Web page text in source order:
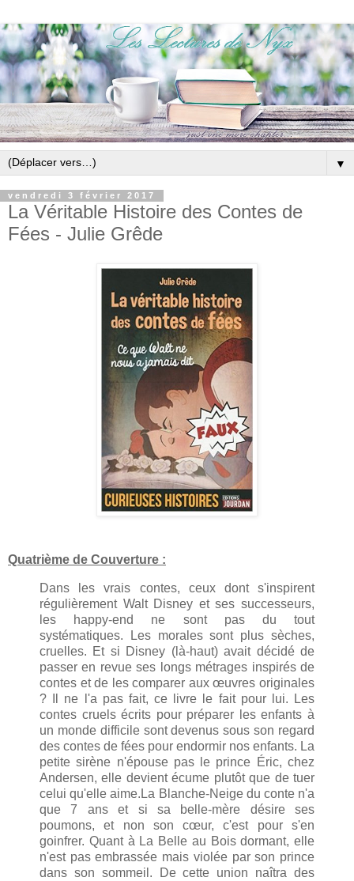
▼
vendredi 3 février 2017
La Véritable Histoire des Contes de
Fées - Julie Grêde
Quatrième de Couverture :
Dans les vrais contes, ceux dont s'inspirent
régulièrement Walt Disney et ses successeurs,
les happy-end ne sont pas du tout
systématiques. Les morales sont plus sèches,
cruelles. Et si Disney (là-haut) avait décidé de
passer en revue ses longs métrages inspirés de
contes et de les comparer aux œuvres originales
? Il ne l'a pas fait, ce livre le fait pour lui. Les
contes cruels écrits pour préparer les enfants à
un monde difficile sont devenus sous son regard
des contes de fées pour endormir nos enfants. La
petite sirène n'épouse pas le prince Éric, chez
Andersen, elle devient écume plutôt que de tuer
celui qu'elle aime.La Blanche-Neige du conte n'a
que 7 ans et si sa belle-mère désire ses
poumons, et non son cœur, c'est pour s'en
goinfrer. Quant à La Belle au Bois dormant, elle
n'est pas embrassée mais violée par son prince
dans son sommeil. De cette union naîtra des